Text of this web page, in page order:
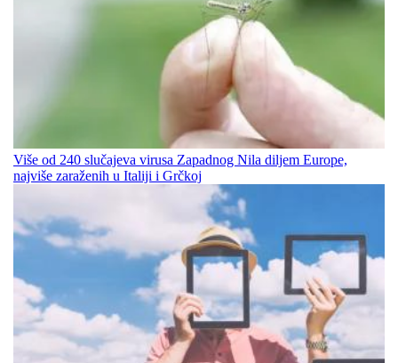
Više od 240 slučajeva virusa Zapadnog Nila diljem Europe,
najviše zaraženih u Italiji i Grčkoj